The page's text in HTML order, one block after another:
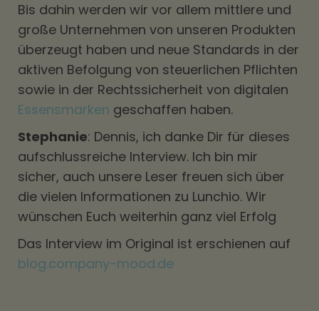
Bis dahin werden wir vor allem mittlere und
große Unternehmen von unseren Produkten
überzeugt haben und neue Standards in der
aktiven Befolgung von steuerlichen Pflichten
sowie in der Rechtssicherheit von digitalen
Essensmarken geschaffen haben.
Stephanie: Dennis, ich danke Dir für dieses
aufschlussreiche Interview. Ich bin mir
sicher, auch unsere Leser freuen sich über
die vielen Informationen zu Lunchio. Wir
wünschen Euch weiterhin ganz viel Erfolg
Das Interview im Original ist erschienen auf
blog.company-mood.de